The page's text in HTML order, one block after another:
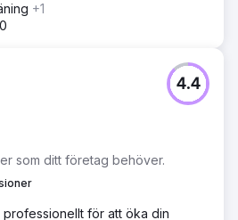
+1
som ditt företag behöver.
4.4
för att öka din